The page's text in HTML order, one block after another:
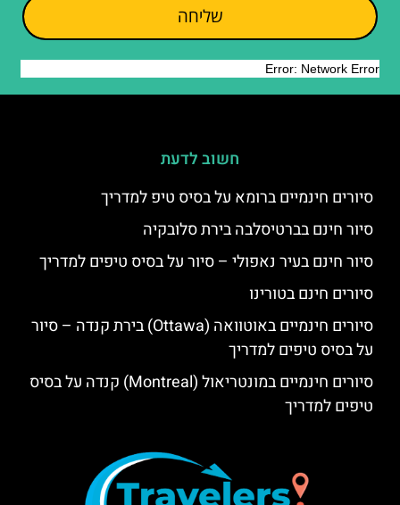
שליחה
חשוב לדעת
סיורים חינמיים ברומא על בסיס טיפ למדריך
סיור חינם בברטיסלבה בירת סלובקיה
סיור חינם בעיר נאפולי – סיור על בסיס טיפים למדריך
סיורים חינם בטורינו
סיורים חינמיים באוטוואה (Ottawa) בירת קנדה – סיור
על בסיס טיפים למדריך
סיורים חינמיים במונטריאול (Montreal) קנדה על בסיס
טיפים למדריך